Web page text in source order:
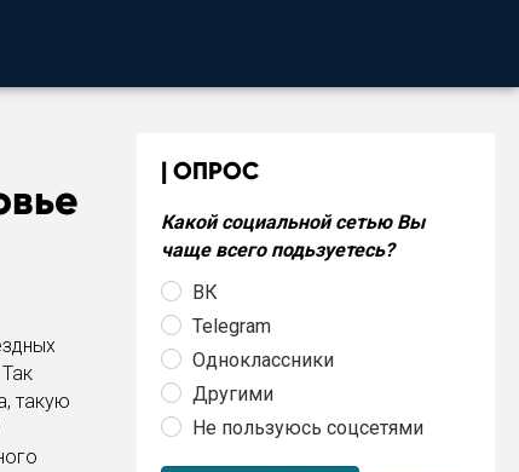
такую
ОПРОС
Какой социальной сетью Вы
чаще всего подьзуетесь?
ВК
Telegram
Одноклассники
Другими
Не пользуюсь соцсетями